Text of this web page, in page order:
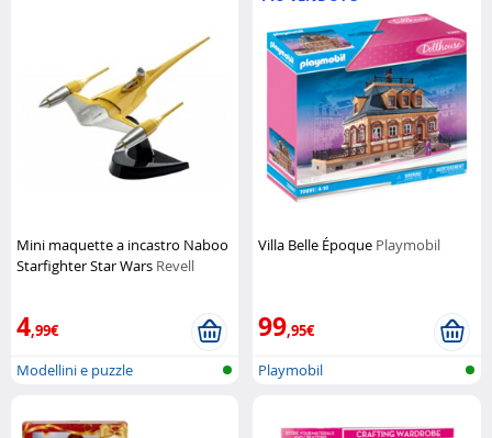
Mini maquette a incastro Naboo
Starfighter Star Wars Revell
4,99€
Modellini e puzzle
Villa Belle Époque Playmobil
99,95€
Playmobil